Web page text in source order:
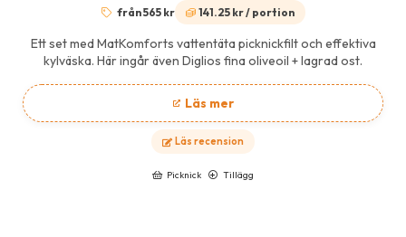
från 565 kr
141.25 kr / portion
Ett set med MatKomforts vattentäta picknickfilt och effektiva
kylväska. Här ingår även Diglios fina oliveoil + lagrad ost.
Läs mer
Läs recension
Picknick Tillägg